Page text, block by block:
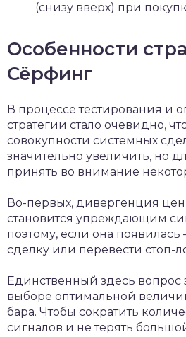
(снизу вверх) при
Особенности
Сёрфинг
В процессе тестирования и
стратегии стало очевидно,
совокупности системных
значительно увеличить, но
принять во внимание
Во-первых, дивергенция
становится упреждающим
поэтому, если она появилась
сделку или перевести стоп-
Единственный здесь вопрос
выборе оптимальной
бара. Чтобы сократить
сигналов и не терять